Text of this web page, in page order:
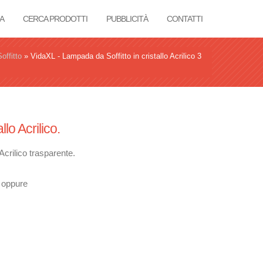
CERCA PRODOTTI PUBBLICITÀ CONTATTI
» VidaXL - Lampada da Soffitto in cristallo Acrilico 3
Acrilico.
trasparente.